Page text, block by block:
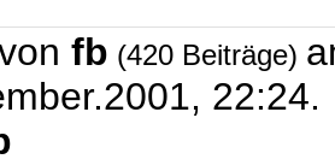
fb (420 Beiträge)
22:24.